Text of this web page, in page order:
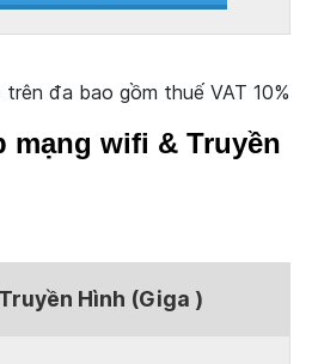
đa bao gồm thuế VAT 10%
mạng wifi & Truyền
Hình (Giga )